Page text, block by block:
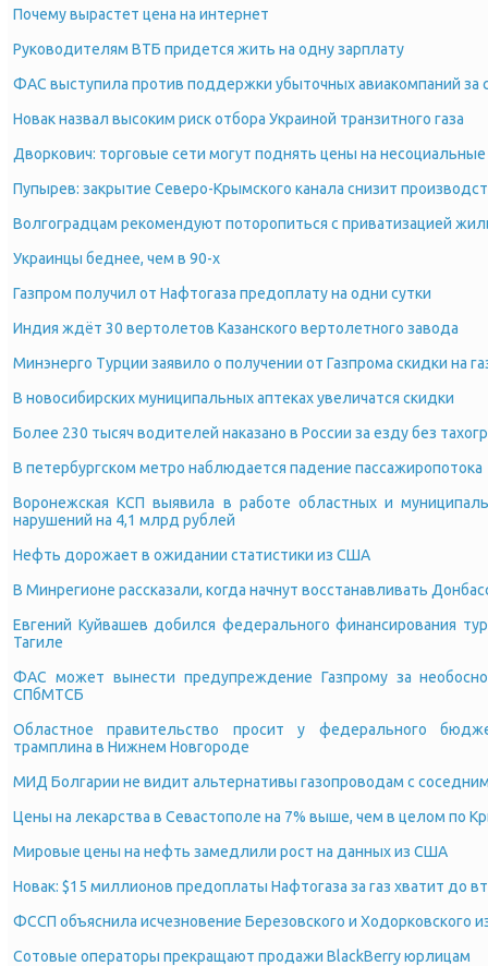
Почему вырастет цена на интернет
Руководителям ВТБ придется жить на одну зарплату
ФАС выступила против поддержки убыточных авиакомпаний за
Новак назвал высоким риск отбора Украиной транзитного газа
Дворкович: торговые сети могут поднять цены на
Пупырев: закрытие Северо-Крымского канала снизит
Волгоградцам рекомендуют поторопиться с приватизацией
Украинцы беднее, чем в 90-х
Газпром получил от Нафтогаза предоплату на одни сутки
Индия ждёт 30 вертолетов Казанского вертолетного завода
Минэнерго Турции заявило о получении от Газпрома скидки на
В новосибирских муниципальных аптеках увеличатся скидки
Более 230 тысяч водителей наказано в России за езду без
В петербургском метро наблюдается падение пассажиропотока
Воронежская КСП выявила в работе областных и
нарушений на 4,1 млрд рублей
Нефть дорожает в ожидании статистики из США
В Минрегионе рассказали, когда начнут восстанавливать
Евгений Куйвашев добился федерального финансирования
Тагиле
ФАС может вынести предупреждение Газпрому за
СПбМТСБ
Областное правительство просит у федерального
трамплина в Нижнем Новгороде
МИД Болгарии не видит альтернативы газопроводам с
Цены на лекарства в Севастополе на 7% выше, чем в целом по
Мировые цены на нефть замедлили рост на данных из США
Новак: $15 миллионов предоплаты Нафтогаза за газ хватит до
ФССП объяснила исчезновение Березовского и Ходорковского
Сотовые операторы прекращают продажи BlackBerry юрлицам